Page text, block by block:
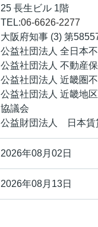
25 長生ビル 1階
TEL:06-6626-2277
大阪府知事 (3) 第
公益社団法人 全日本
公益社団法人 不動産
公益社団法人 近畿圏
公益社団法人 近畿地
協議会
公益財団法人 日本賃
2026年08月02日
2026年08月13日